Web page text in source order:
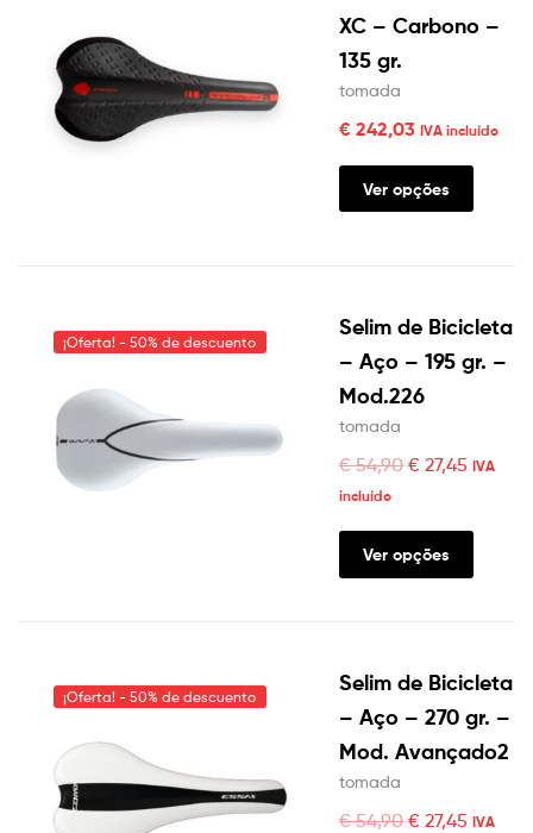
XC – Carbono –
135 gr.
tomada
€ 242,03 IVA incluído
Ver opções
¡Oferta! - 50% de descuento
Selim de Bicicleta
– Aço – 195 gr. –
Mod.226
tomada
€54,90 € 27,45 IVA
incluído
Ver opções
¡Oferta! - 50% de descuento
Selim de Bicicleta
– Aço – 270 gr. –
Mod. Avançado2
tomada
€54,90 € 27,45 IVA